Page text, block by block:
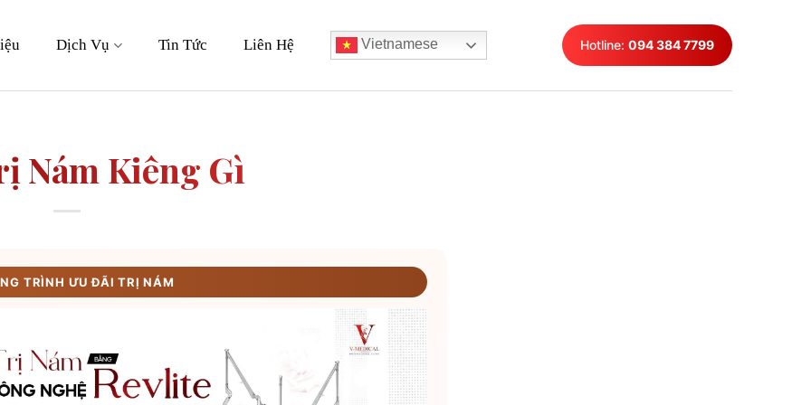
Dịch Vụ Tin Tức Liên Hệ Vietnamese Hotline: 094 384 7799
Nám Kiêng Gì
TRÌNH ƯU ĐÃI TRỊ NÁM